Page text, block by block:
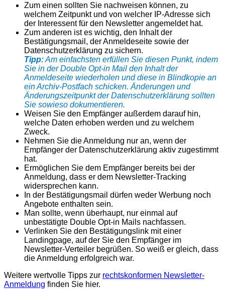
Zum einen sollten Sie nachweisen können, zu
welchem Zeitpunkt und von welcher IP-Adresse sich
der Interessent für den Newsletter angemeldet hat.
Zum anderen ist es wichtig, den Inhalt der
Bestätigungsmail, der Anmeldeseite sowie der
Datenschutzerklärung zu sichern.
Tipp:Am einfachsten erfüllen Sie diesen Punkt, indem
Sie in der Double Opt-in Mail den Inhalt der
Anmeldeseite wiederholen und diese in Blindkopie an
ein Archiv-Postfach schicken. Änderungen und
Änderungszeitpunkt der Datenschutzerklärung sollten
Sie sowieso dokumentieren.
Weisen Sie den Empfänger außerdem darauf hin,
welche Daten erhoben werden und zu welchem
Zweck.
Nehmen Sie die Anmeldung nur an, wenn der
Empfänger der Datenschutzerklärung aktiv zugestimmt
hat.
Ermöglichen Sie dem Empfänger bereits bei der
Anmeldung, dass er dem Newsletter-Tracking
widersprechen kann.
In der Bestätigungsmail dürfen weder Werbung noch
Angebote enthalten sein.
Man sollte, wenn überhaupt, nur einmal auf
unbestätigte Double Opt-in Mails nachfassen.
Verlinken Sie den Bestätigungslink mit einer
Landingpage, auf der Sie den Empfänger im
Newsletter-Verteiler begrüßen. So weiß er gleich, dass
die Anmeldung erfolgreich war.
Weitere wertvolle Tipps zur rechtskonformen Newsletter-
Anmeldung finden Sie hier.